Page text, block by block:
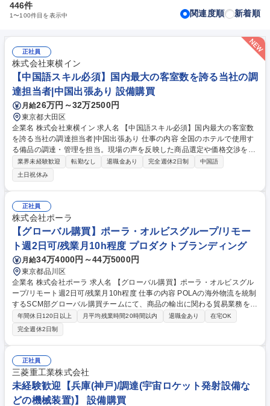
446件
1〜100件目を表示中 関連度順 新着順
正社員
株式会社東横イン
【中国語スキル必須】国内最大の客室数を誇る当社の調
達担当者|中国出張あり 設備購買
月給26万円～32万2500円
東京都大田区
企業名 株式会社東横イン 求人名 【中国語スキル必須】国内最大の客室数
を誇る当社の調達担当者|中国出張あり 仕事の内容 全国のホテルで使用す
る備品の調達・管理を担当。現場の声を反映した商品選定や価格交渉を通
じ、品質・コスト・供給体制の最適化を推進します。 ≪詳細≫ ■中国・国
内メーカーとの関係構築、折衝、発注、価格交渉 ■納期管理および輸送ス
ケジュールの調整 ■不具合発生時の原因究明・改善交渉 ■ホテル備品選
定、検証店舗でのテスト運用（月1回程度訪問） ■倉庫の在庫管理・納品
確認 募集職種 【中国語スキル必須】国内最大の客室数を誇る当社の調達
担当者|中国出張あり
業界未経験歓迎 転勤なし 退職金あり 完全週休2日制
中国語
土日祝休み
正社員
株式会社ポーラ
【グローバル購買】ポーラ・オルビスグループ/リモー
ト週2日可/残業月10h程度 プロダクトブランディング
月給34万4000円～44万5000円
東京都品川区
企業名 株式会社ポーラ 求人名 【グローバル購買】ポーラ・オルビスグル
ープ/リモート週2日可/残業月10h程度 仕事の内容 POLAの海外物流を統制
するSCM部グローバル購買チームにて、商品の輸出に関わる貿易業務をお
任せします。基本は船での輸送が主になりますが、緊急度や状況により、
空輸での対応も行っております。 【詳細】■輸出実務：海外拠点からのオ
ーダーに対し、在庫確認からフォワーダー・輸送手配、輸出書類（S/C、I
V、PL、原産地証明、COA等）の作成まで一貫して対応。各国規制に合わ
せた正確なデリバリーを実現します。 ■在庫調達・需要予測：数ヶ月のリ
ードタイムを見越し、各国の需要を予測。国内調達部門と連携した発注業
務や、流動的な在庫数量の適正管理を行います。 募集職種 【グローバル
購買】ポーラ・オルビスグループ/リモート週2日可/残業月10h程度
年間休日120日以上 月平均残業時間20時間以内 退職金あり
在宅OK
完全週休2日制
正社員
三菱重工業株式会社
未経験歓迎【兵庫(神戸)/調達(宇宙ロケット発射設備な
どの機械装置)】 設備購買